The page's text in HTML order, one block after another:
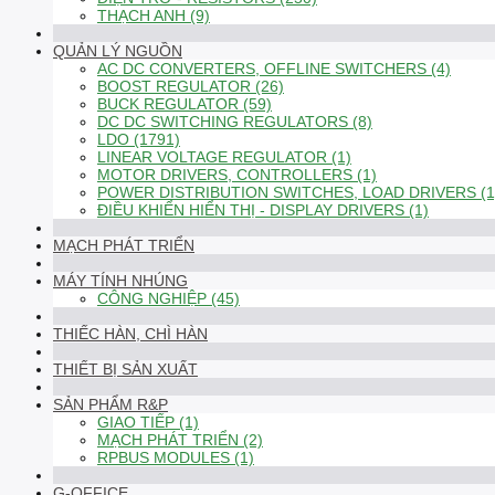
THẠCH ANH (9)
QUẢN LÝ NGUỒN
AC DC CONVERTERS, OFFLINE SWITCHERS (4)
BOOST REGULATOR (26)
BUCK REGULATOR (59)
DC DC SWITCHING REGULATORS (8)
LDO (1791)
LINEAR VOLTAGE REGULATOR (1)
MOTOR DRIVERS, CONTROLLERS (1)
POWER DISTRIBUTION SWITCHES, LOAD DRIVERS
ĐIỀU KHIỂN HIỂN THỊ - DISPLAY DRIVERS (1)
MẠCH PHÁT TRIỂN
MÁY TÍNH NHÚNG
CÔNG NGHIỆP (45)
THIẾC HÀN, CHÌ HÀN
THIẾT BỊ SẢN XUẤT
SẢN PHẨM R&P
GIAO TIẾP (1)
MẠCH PHÁT TRIỂN (2)
RPBUS MODULES (1)